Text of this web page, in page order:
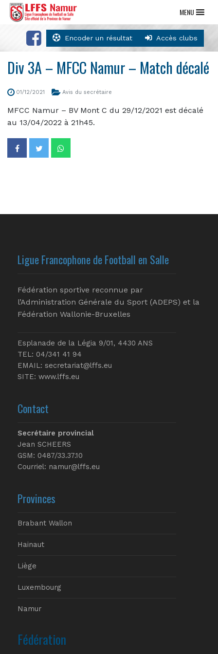
Encoder un résultat Accès clubs
MENU
Div 3A – MFCC Namur – Match décalé
01/12/2021 Avis du secrétaire
MFCC Namur – BV Mont C du 29/12/2021 est décalé
au 13/04/2022 à 21h45.
Ligue Francophone de Football en Salle
Fédération sportive reconnue par
l’Administration Générale du Sport (ADEPS) et la
Fédération Wallonie-Bruxelles
Esplanade de la Légia 9/01, 4430 ANS
TEL: 04/341 41 94
EMAIL: secretariat@lffs.eu
SITE: www.lffs.eu
Contact
Secrétaire provincial
Jean SCHEERS
GSM: 0487/33.37.10
Courriel: namur@lffs.eu
Provinces
Brabant Wallon
Hainaut
Liège
Luxembourg
Namur
Fédération